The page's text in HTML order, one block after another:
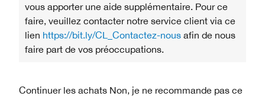
vous apporter une aide supplémentaire. Pour ce
faire, veuillez contacter notre service client via ce
lien https://bit.ly/CL_Contactez-nous afin de nous
faire part de vos préoccupations.
Continuer les achats Non, je ne recommande pas ce